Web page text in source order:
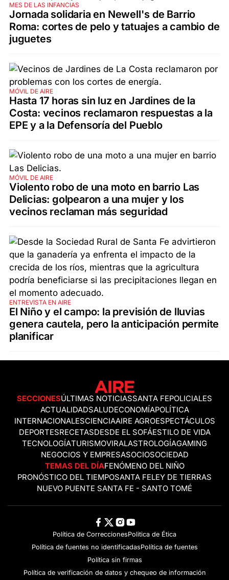
MES DE LAS INFANCIAS
Jornada solidaria en Newell's de Barrio
Roma: cortes de pelo y tatuajes a cambio de
juguetes
MÓVIL DE AIRE
Hasta 17 horas sin luz en Jardines de la
Costa: vecinos reclamaron respuestas a la
EPE y a la Defensoría del Pueblo
MÓVIL DE AIRE
Violento robo de una moto en barrio Las
Delicias: golpearon a una mujer y los
vecinos reclaman más seguridad
ENTREVISTA EN AIRE
El Niño y el campo: la previsión de lluvias
genera cautela, pero la anticipación permite
planificar
SECCIONESÚLTIMAS NOTICIASSANTA FEPOLICIALES
ACTUALIDADSALUDECONOMÍAPOLÍTICA
INTERNACIONALESCIENCIAAIRE AGROESPECTÁCULOS
DEPORTESRECETASDESDE EL SOFÁESTILO DE VIDA
TECNOLOGÍATURISMOVIRALASTROLOGÍAGAMING
NEGOCIOS Y EMPRESASOCIOSOCIEDAD
TEMAS DEL DÍAFENÓMENO DEL NIÑO
PRONÓSTICO DEL TIEMPOSANTA FELEY DE TIERRAS
NUEVO PUENTE SANTA FE - SANTO TOMÉ
Política de CorreccionesPolitica de Ética
Política de fuentes no identificadasPolítica de fuentes
Política sin firmas
Política de verificación de datos y chequeo de información